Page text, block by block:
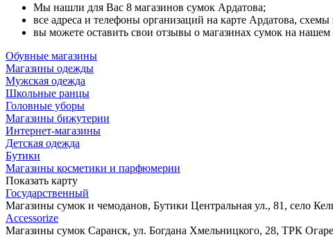
Мы нашли для Вас 8 магазинов сумок Ардатова;
все адреса и телефоны организаций на карте Ардатова,
вы можете оставить свои отзывы о магазинах сумок на нашем
Обувные магазины
Магазины одежды
Мужская одежда
Школьные ранцы
Головные уборы
Магазины бижутерии
Интернет-магазины
Детская одежда
Бутики
Магазины косметики и парфюмерии
Показать карту
Государственный
Магазины сумок и чемоданов, Бутики Центральная ул., 81, село
Accessorize
Магазины сумок Саранск, ул. Богдана Хмельницкого, 28, ТРК